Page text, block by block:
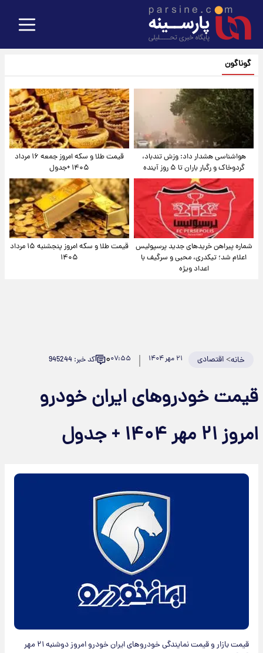
گوناگون
هواشناسی هشدار داد: وزش تندباد،
گردوخاک و رگبار باران تا ۵ روز آینده
قیمت طلا و سکه امروز جمعه ۱۶ مرداد
۱۴۰۵ +جدول
شماره پیراهن خریدهای جدید پرسپولیس
اعلام شد؛ تیکدری، محبی و سرگیف با
اعداد ویژه
قیمت طلا و سکه امروز پنجشنبه ۱۵ مرداد
۱۴۰۵
خانه>اقتصادی ۲۱ مهر ۱۴۰۴ ۰۷:۵۵۰ کد خبر: 945244
قیمت خودرو‌های ایران خودرو
امروز ۲۱ مهر ۱۴۰۴ + جدول
قیمت بازار و قیمت نمایندگی خودرو‌های ایران خودرو امروز دوشنبه ۲۱ مهر